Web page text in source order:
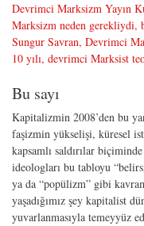
Devrimci Marksizm Yayın
Marksizm neden gerekliydi,
Sungur Savran, Devrimci
10 yılı, devrimci Marksist
Bu sayı
Kapitalizmin 2008’den bu
faşizmin yükselişi, küresel
kapsamlı saldırılar
ideologları bu tabloyu
ya da “popülizm” gibi
yaşadığımız şey kapitalist
yuvarlanmasıyla temeyyüz